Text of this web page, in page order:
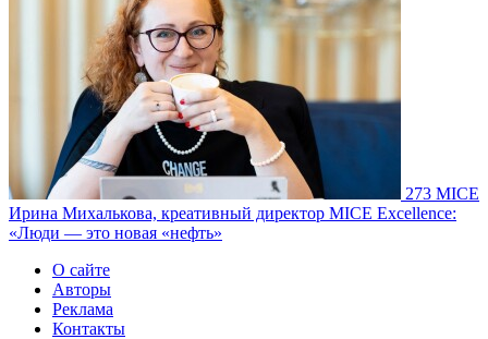
273 MICE
Ирина Михалькова, креативный директор MICE Excellence:
«Люди — это новая «нефть»
О сайте
Авторы
Реклама
Контакты